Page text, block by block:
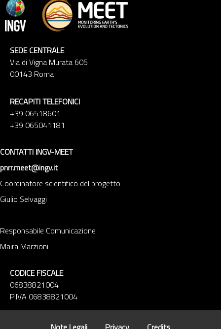
SEDE CENTRALE
Via di Vigna Murata 605
00143 Roma
RECAPITI TELEFONICI
+39 06518601
+39 065041181
CONTATTI INGV-MEET
pnrr.meet@ingv.it
Coordinatore scientifico del progetto
Giulio Selvaggi
Responsabile Comunicazione
Maira Marzioni
CODICE FISCALE
06838821004
P.IVA 06838821004